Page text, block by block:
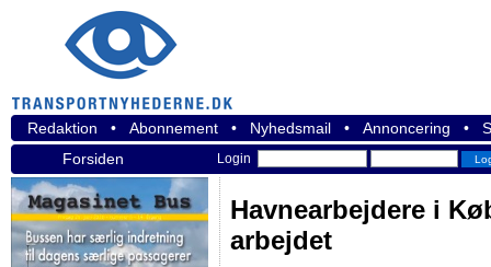
Redaktion • Abonnement • Nyhedsmail • Annoncering •
Forsiden
Login
Havnearbejdere i
arbejdet